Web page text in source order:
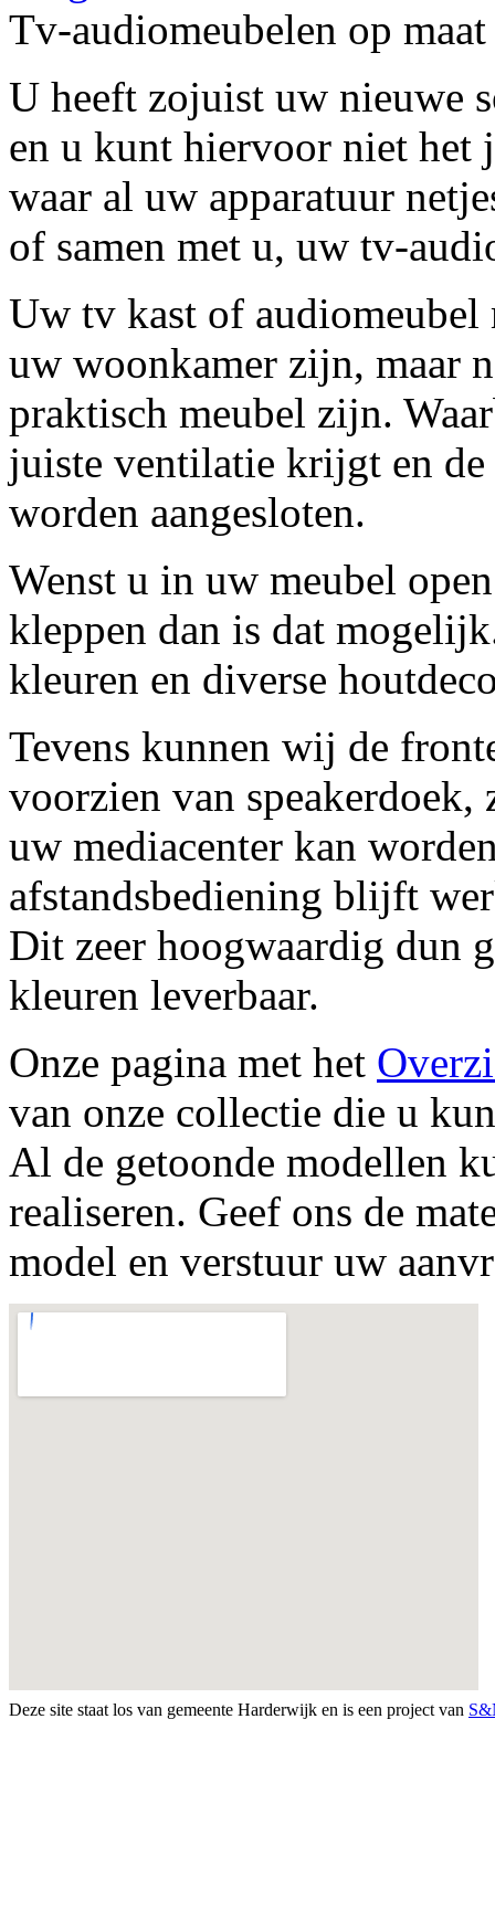
Tv-audiomeubelen op maat
U heeft zojuist uw nieuwe
en u kunt hiervoor niet het
waar al uw apparatuur
of samen met u, uw tv-
Uw tv kast of
uw woonkamer zijn, maar
praktisch meubel zijn.
juiste ventilatie krijgt en
worden aangesloten.
Wenst u in uw meubel
kleppen dan is dat
kleuren en diverse
Tevens kunnen wij de
voorzien van
uw mediacenter kan
afstandsbediening blijft
Dit zeer hoogwaardig dun
kleuren leverbaar.
Onze pagina met het
van onze collectie die u
Al de getoonde modellen
realiseren. Geef ons de
model en verstuur uw
Deze site staat los van gemeente Harderwijk en is een project van